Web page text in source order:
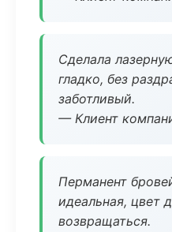
Сделала
гладко, без
заботливый.
— Клиент
Перманент
идеальная, цвет
возвращаться.